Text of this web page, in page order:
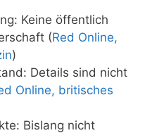
Keine öffentlich
(Red Online,
)
Details sind nicht
Online, britisches
Bislang nicht